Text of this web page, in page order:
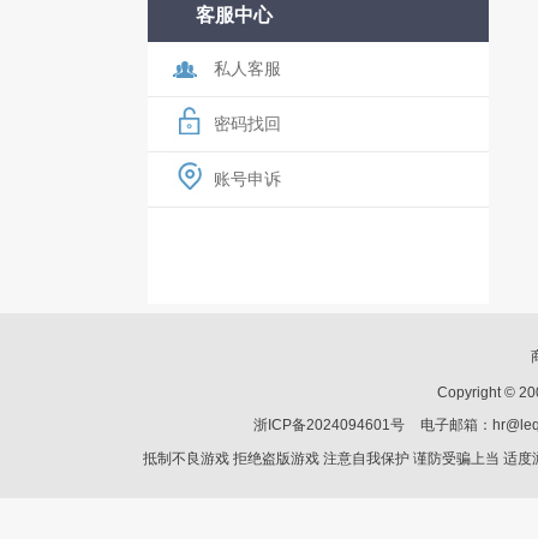
客服中心
私人客服
密码找回
账号申诉
Copyright ©
浙ICP备2024094601号
电子邮箱：
抵制不良游戏 拒绝盗版游戏 注意自我保护 谨防受骗上当 适